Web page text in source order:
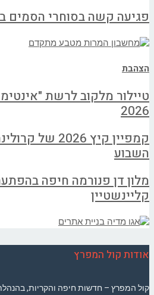
פגיעה קשה בסוחרי הסמים
הצהבת
טיילור מלקוב לרשת
2026
קמפיין קיץ
השבוע
מלון דן פנורמה חיפה
קליינשטיין
אודות קול המפרץ
קול המפרץ – חדשות חיפה והקריות,